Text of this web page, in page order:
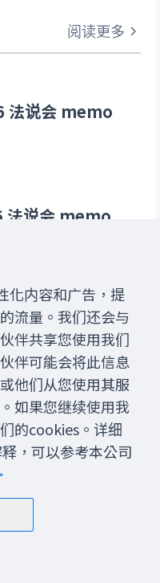
阅读更多
法说会 memo
法说会 memo
技股重挫
阅读更多
技术是什么？有
化内容和广告，提
流量。我们还会与
伴共享您使用我们
伴可能会将此信息
他们从您使用其服
如果您继续使用我
的cookies。详细
，可以参考本公司